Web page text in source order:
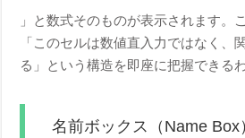
」と数式そのものが表示されます。
「このセルは数値直入力ではなく、
る」という構造を即座に把握できる
名前ボックス（Name Box